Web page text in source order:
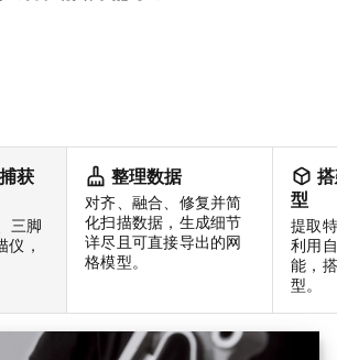
获
三脚
仪，
整理数据
对齐、融合、修复并简
化扫描数据，生成细节
详尽且可直接导出的网
格模型。
型
提取
利用
能，
型。